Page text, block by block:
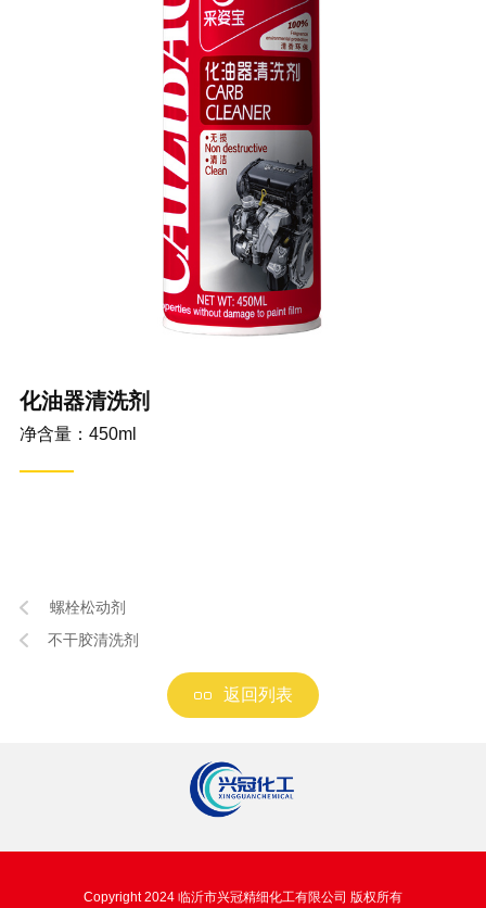
化油器清洗剂
净含量：450ml
螺栓松动剂
不干胶清洗剂
返回列表
Copyright 2024 临沂市兴冠精细化工有限公司 版权所有